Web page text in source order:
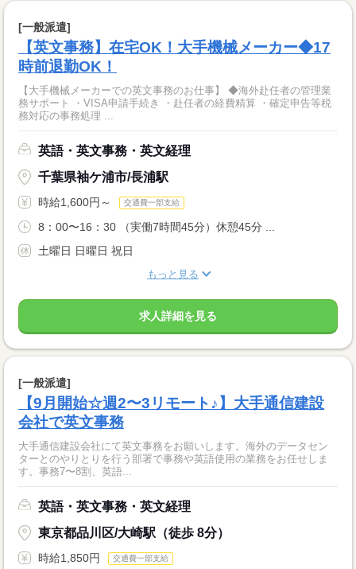
[一般派遣]
【英文事務】在宅OK！大手機械メーカー◆17
時前退勤OK！
【大手機械メーカーでの英文事務のお仕事】 ◆海外赴任者の管理業
務サポート ・VISA申請手続き ・赴任者の経費精算 ・確定申告等税
務対応の事務処理 ...
英語・英文事務・英文経理
千葉県袖ケ浦市/長浦駅
時給1,600円～ 交通費一部支給
8：00〜16：30 （実働7時間45分）休憩45分 ...
土曜日 日曜日 祝日
もっと見る
求人詳細を見る
[一般派遣]
【9月開始☆週2〜3リモート♪】大手通信建設
会社で英文事務
大手通信建設会社にて英文事務をお願いします。海外のデータセン
ターとのやりとりを行う部署で事務や英語使用の業務をお任せしま
す。事務7〜8割、英語...
英語・英文事務・英文経理
東京都品川区/大崎駅（徒歩 8分）
時給1,850円 交通費一部支給